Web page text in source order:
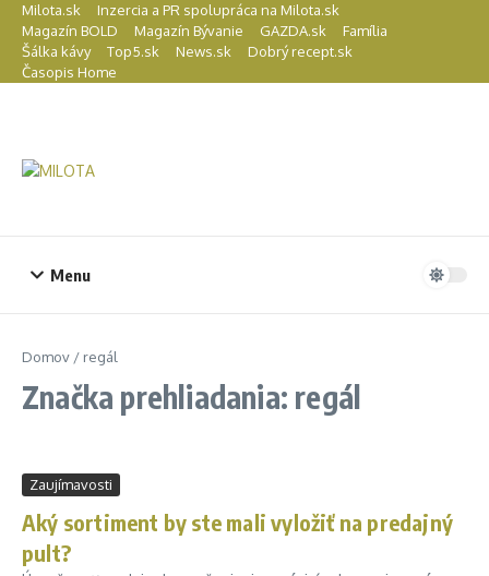
Preskočiť na obsah
Milota.sk
Inzercia a PR spolupráca na Milota.sk
Magazín BOLD
Magazín Bývanie GAZDA.sk
Família
Šálka kávy
Top5.sk News.sk
Dobrý recept.sk
Časopis Home
Menu
Domov / regál
Značka prehliadania: regál
Zaujímavosti
Aký sortiment by ste mali vyložiť na predajný
pult?